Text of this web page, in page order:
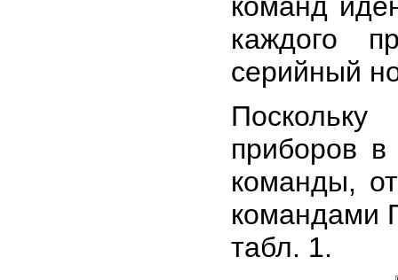
каждого
серийный
приборов в
команды,
командами
табл. 1.